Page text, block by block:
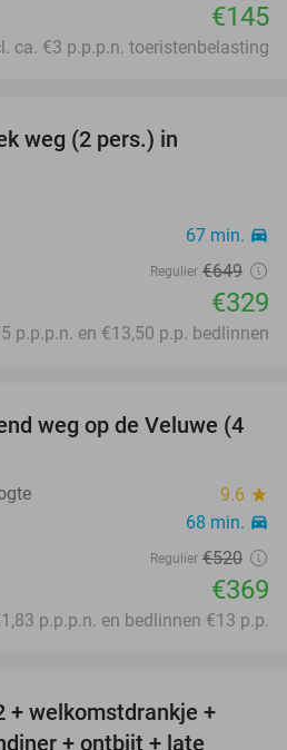
€145
ca. €3 p.p.p.n. toeristenbelasting
weg (2 pers.) in
67 min. directions_car
Regulier €649
€329
p.p.p.n. en €13,50 p.p. bedlinnen
34%
weg op de Veluwe (4
9.6 star
68 min. directions_car
Regulier €520
€369
p.p.p.n. en bedlinnen €13 p.p.
+ welkomstdrankje +
+ ontbijt + late